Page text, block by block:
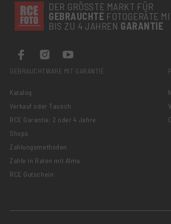
DER GRÖSSTE MARKT FÜR
GEBRAUCHTE FOTOGERÄTE
BIS ZU 4 JAHREN GARANTIE
GEBRAUCHTWARE MIT GARANTIE
Katalog
Verkauf oder Tausch
RCE Garantie: 2 oder 4 Jahre
Shops
Zahlungsmethoden
Zahle in Raten mit Alma
RCE Gutschein